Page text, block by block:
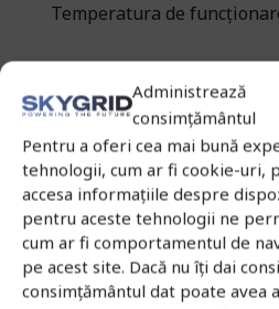
Administrează
consimțământul
Pentru a oferi cea mai bună
tehnologii, cum ar fi cookie-uri,
accesa informațiile despre
pentru aceste tehnologii ne
cum ar fi comportamentul de
pe acest site. Dacă nu îți dai
consimțământul dat poate avea
Temperatura de
Baterie inteligentă
Încărcare ultra-rapidă
Capacitate mare a bateriei
Design de răcire cu trei